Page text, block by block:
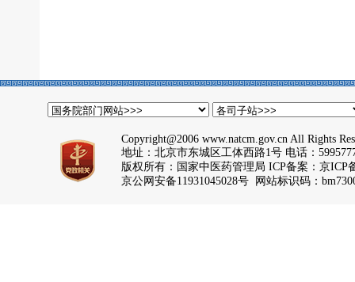
Copyright@2006 www.natcm.gov.cn All Rights
地址：北京市东城区工体西路1号 电话：
版权所有：国家中医药管理局 ICP备案： 京ICP
京公网安备11931045028号 网站标识码：